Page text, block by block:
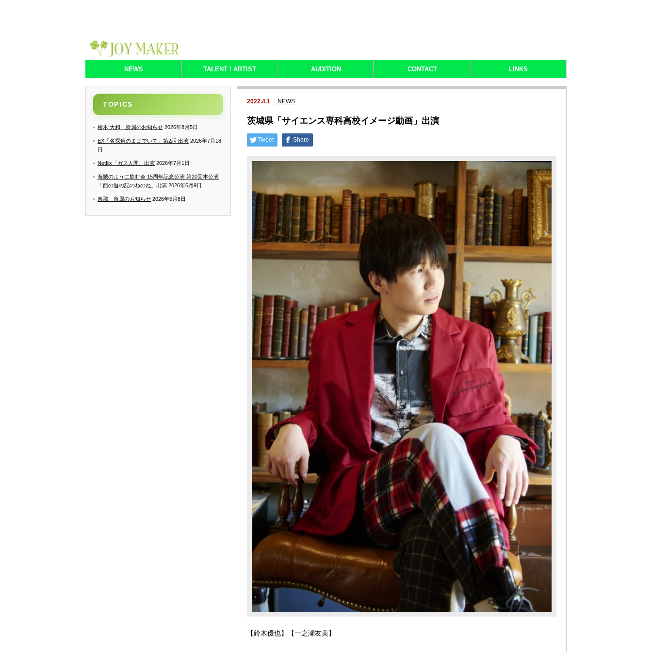
NEWS TALENT / ARTIST AUDITION CONTACT LINKS
2022.4.1 NEWS
茨城県「サイエンス専科高校イメージ動画」出演
Tweet Share
【鈴木優也】【一之瀬友美】
TOPICS
檜木 大和 所属のお知らせ 2026年8月5日
EX「名探偵のままでいて」第2話 出演 2026年7月18
日
Netflix「ガス人間」出演 2026年7月1日
海賊のように飲む会 15周年記念公演 第20回本公演
「西の遊の記のねのね」出演 2026年6月9日
奈那 所属のお知らせ 2026年5月8日